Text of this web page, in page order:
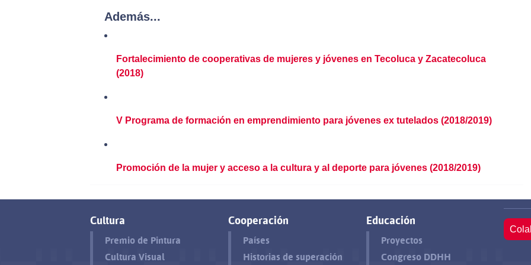
Además...
Fortalecimiento de cooperativas de mujeres y jóvenes en Tecoluca y Zacatecoluca
(2018)
V Programa de formación en emprendimiento para jóvenes ex tutelados (2018/2019)
Promoción de la mujer y acceso a la cultura y al deporte para jóvenes (2018/2019)
Cultura
Premio de Pintura
Cultura Visual
Cooperación
Países
Historias de superación
Educación
Proyectos
Congreso DDHH